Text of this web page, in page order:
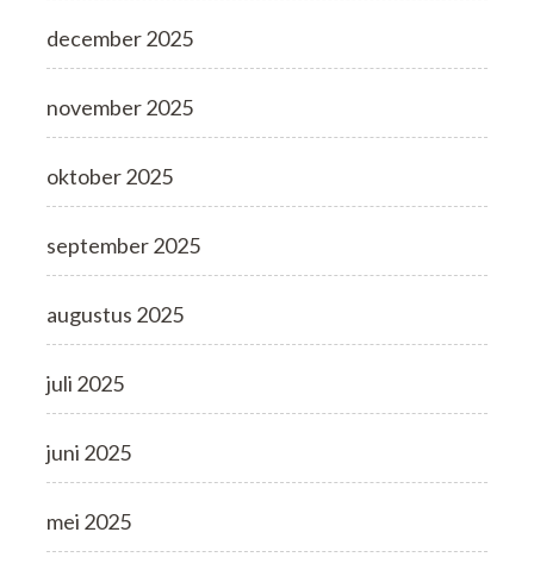
december 2025
november 2025
oktober 2025
september 2025
augustus 2025
juli 2025
juni 2025
mei 2025